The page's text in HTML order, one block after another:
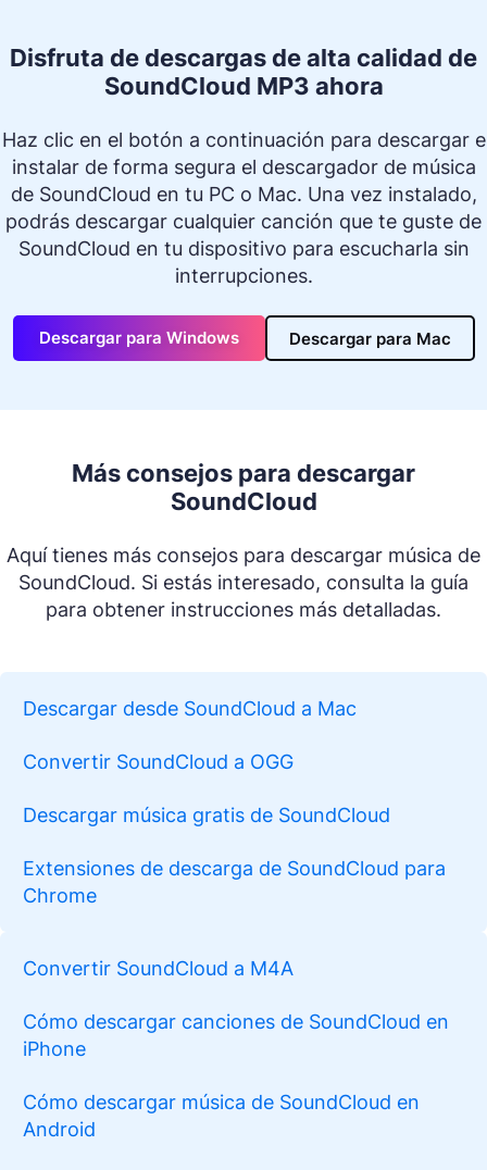
Disfruta de descargas de alta calidad de
SoundCloud MP3 ahora
Haz clic en el botón a continuación para descargar e
instalar de forma segura el descargador de música
de SoundCloud en tu PC o Mac. Una vez instalado,
podrás descargar cualquier canción que te guste de
SoundCloud en tu dispositivo para escucharla sin
interrupciones.
Descargar para Windows Descargar para Mac
Más consejos para descargar
SoundCloud
Aquí tienes más consejos para descargar música de
SoundCloud. Si estás interesado, consulta la guía
para obtener instrucciones más detalladas.
Descargar desde SoundCloud a Mac
Convertir SoundCloud a OGG
Descargar música gratis de SoundCloud
Extensiones de descarga de SoundCloud para
Chrome
Convertir SoundCloud a M4A
Cómo descargar canciones de SoundCloud en
iPhone
Cómo descargar música de SoundCloud en
Android